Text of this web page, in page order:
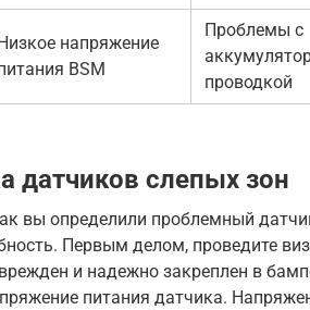
напряжение
BSM
Проблемы с
проводкой
датчиков слепых зон
вы определили проблемный
Первым делом, проведите
и надежно закреплен в
питания датчика.